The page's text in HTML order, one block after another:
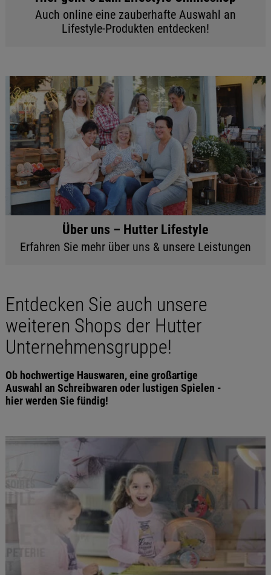
Auch online eine zauberhafte Auswahl an
Lifestyle-Produkten entdecken!
Über uns – Hutter Lifestyle
Erfahren Sie mehr über uns & unsere Leistungen
Entdecken Sie auch unsere
weiteren Shops der Hutter
Unternehmensgruppe!
Ob hochwertige Hauswaren, eine großartige
Auswahl an Schreibwaren oder lustigen Spielen -
hier werden Sie fündig!